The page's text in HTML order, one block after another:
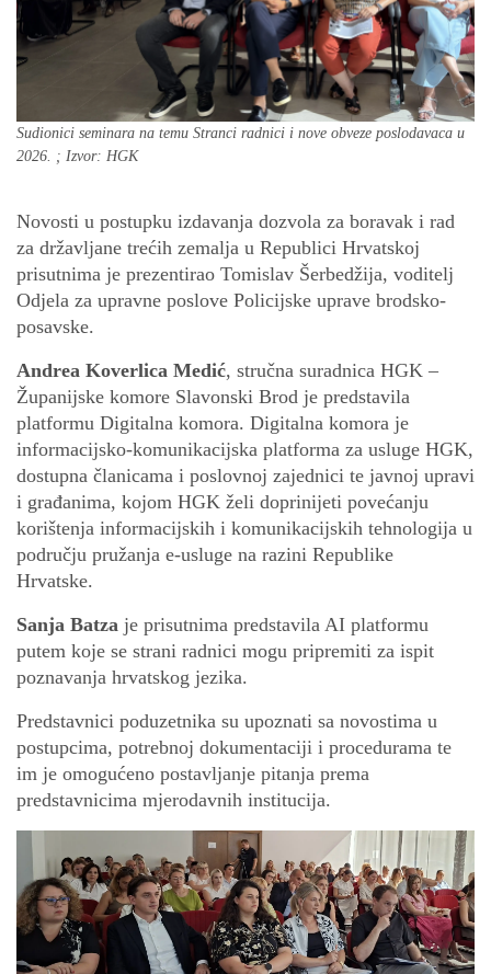
Sudionici seminara na temu Stranci radnici i nove obveze poslodavaca u
2026. ; Izvor: HGK
Novosti u postupku izdavanja dozvola za boravak i rad
za državljane trećih zemalja u Republici Hrvatskoj
prisutnima je prezentirao Tomislav Šerbedžija, voditelj
Odjela za upravne poslove Policijske uprave brodsko-
posavske.
Andrea Koverlica Medić, stručna suradnica HGK –
Županijske komore Slavonski Brod je predstavila
platformu Digitalna komora. Digitalna komora je
informacijsko-komunikacijska platforma za usluge HGK,
dostupna članicama i poslovnoj zajednici te javnoj upravi
i građanima, kojom HGK želi doprinijeti povećanju
korištenja informacijskih i komunikacijskih tehnologija u
području pružanja e-usluge na razini Republike
Hrvatske.
Sanja Batza je prisutnima predstavila AI platformu
putem koje se strani radnici mogu pripremiti za ispit
poznavanja hrvatskog jezika.
Predstavnici poduzetnika su upoznati sa novostima u
postupcima, potrebnoj dokumentaciji i procedurama te
im je omogućeno postavljanje pitanja prema
predstavnicima mjerodavnih institucija.